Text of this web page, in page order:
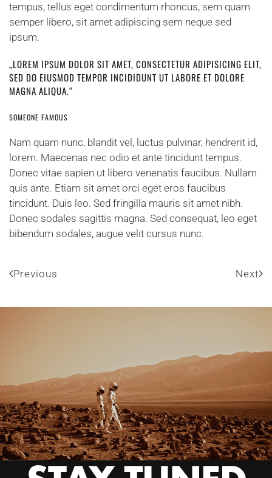
tempus, tellus eget condimentum rhoncus, sem quam
semper libero, sit amet adipiscing sem neque sed
ipsum.
„LOREM IPSUM DOLOR SIT AMET, CONSECTETUR ADIPISICING ELIT,
SED DO EIUSMOD TEMPOR INCIDIDUNT UT LABORE ET DOLORE
MAGNA ALIQUA.“
SOMEONE FAMOUS
Nam quam nunc, blandit vel, luctus pulvinar, hendrerit id,
lorem. Maecenas nec odio et ante tincidunt tempus.
Donec vitae sapien ut libero venenatis faucibus. Nullam
quis ante. Etiam sit amet orci eget eros faucibus
tincidunt. Duis leo. Sed fringilla mauris sit amet nibh.
Donec sodales sagittis magna. Sed consequat, leo eget
bibendum sodales, augue velit cursus nunc.
Previous Next